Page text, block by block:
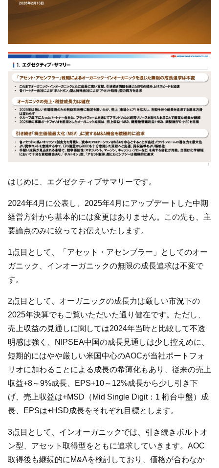
はじめに、エグゼクティブサマリーです。
2024年4月に公表し、2025年4月にアップデートした中期
経営方針から基本的には変更はありません。この先も、主
要論点のみに絞ってお伝えいたします。
1点目として、「アセット・アセンブラー」としてのオー
ガニック、インオーガニックの無限の成長追求は不変で
す。
2点目として、オーガニックの成長力は厳しい市況下の
2025年決算でもご覧いただいた通り健在です。ただし、
売上収益の見通しに関しては2024年当時と比較して不透
明感は強く、NIPSEA中国の成長見通しは少し控えめに、
短期的にはやや厳しい米国中心のAOCが当社ポートフォ
リオに加わることによる成長の希薄化もあり、従来の売上
収益+8～9%成長、EPS+10～12%成長から少し引き下
げ、売上収益は+MSD（Mid Single Digit：1 桁台中盤）成
長、EPSは+HSD成長をそれぞれ目標とします。
3点目として、インオーガニックでは、引き続きボルトオ
ン型、アセット取得型をともに追求していきます。AOC
取得後も継続的にM&Aを検討しており、価格が合わなか